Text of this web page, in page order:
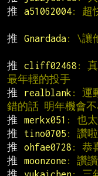
推
a51062004: 超
推
Gnardada: \讓
推
cliff02468 : 真
最年輕的投手
推
realblank : 運
錯的話 明年機會
推
merkx051 : 也
推
tino0705 : 讚啦
推
ohfae0728 : 恭
推
moonzone : 讚讚